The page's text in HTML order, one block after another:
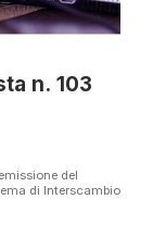
n. 103
del
di Interscambio